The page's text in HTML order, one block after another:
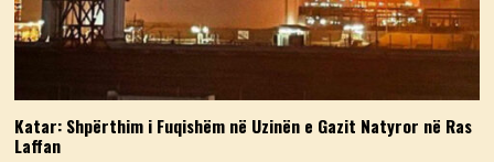
Katar: Shpërthim i Fuqishëm në Uzinën e Gazit Natyror në Ras
Laffan